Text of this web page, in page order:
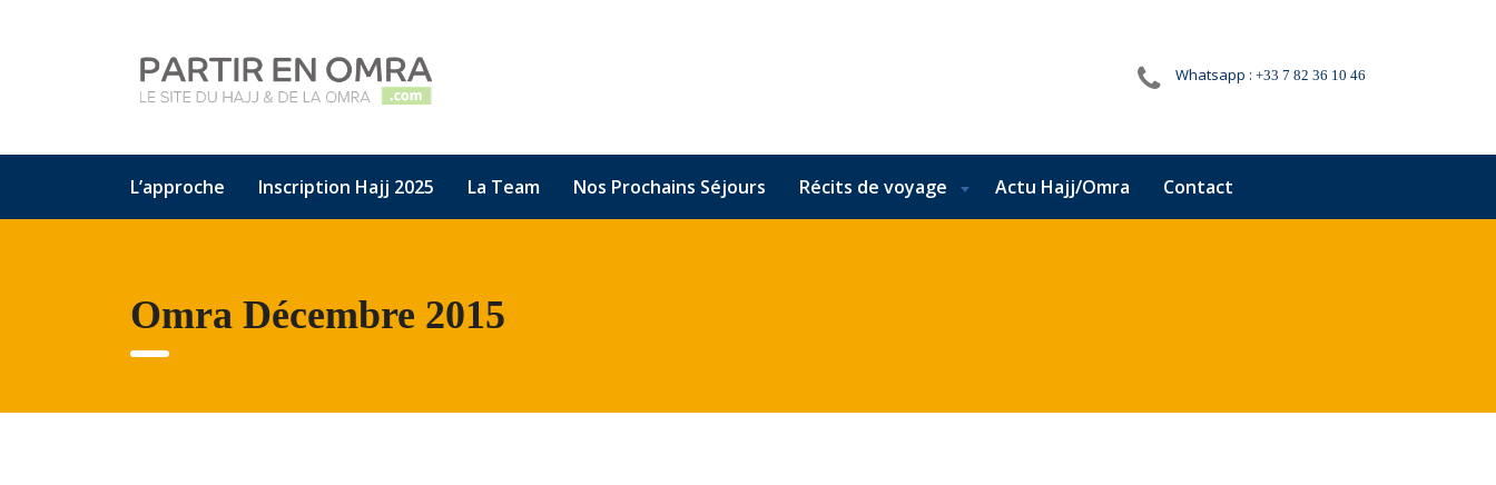
Whatsapp : +33 7 82 36 10 46
L’approche Inscription Hajj 2025 La Team Nos Prochains Séjours Récits de voyage Actu Hajj/Omra Contact
Omra Décembre 2015